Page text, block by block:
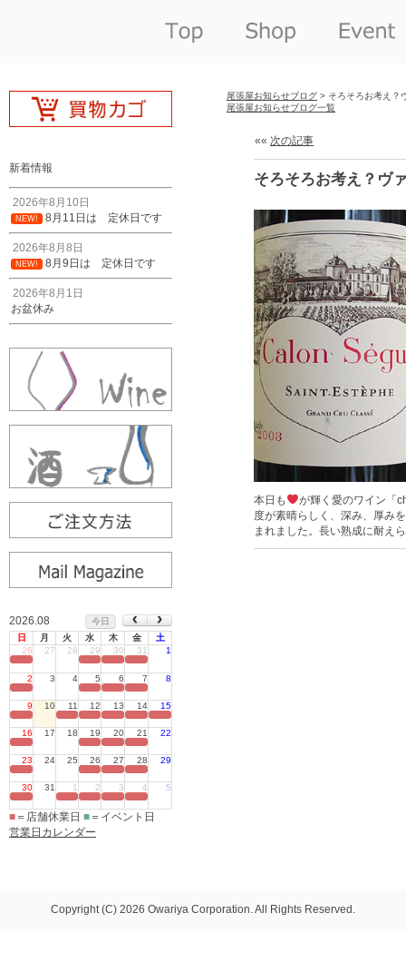
新着情報
2026年8月10日
NEW! 8月11日は 定休日です
2026年8月8日
NEW! 8月9日は 定休日です
2026年8月1日
お盆休み
2026.08
今日
日
月 火 水 木 金
土
26
27 28 29 30 31 1
2 3 4 5 6 7 8
9 10 11 12 13 14 15
16 17 18 19 20 21 22
23 24 25 26 27 28 29
30 31 1 2 3 4 5
■ ＝店舗休業日 ■ ＝イベント日
営業日カレンダー
尾張屋お知らせブログ > そろそろお考え？
尾張屋お知らせブログ一覧
«« 次の記事
そろそろお考え？ヴ
本日も
が輝く愛のワイン「
度が素晴らしく、深み、厚み
まれました。長い熟成に耐え
Copyright (C) 2026 Owariya Corporation. All Rights Reserved.